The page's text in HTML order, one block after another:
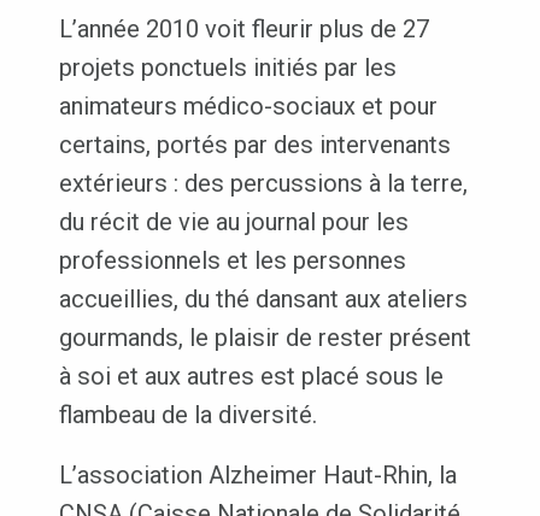
L’année 2010 voit fleurir plus de 27
projets ponctuels initiés par les
animateurs médico-sociaux et pour
certains, portés par des intervenants
extérieurs : des percussions à la terre,
du récit de vie au journal pour les
professionnels et les personnes
accueillies, du thé dansant aux ateliers
gourmands, le plaisir de rester présent
à soi et aux autres est placé sous le
flambeau de la diversité.
L’association Alzheimer Haut-Rhin, la